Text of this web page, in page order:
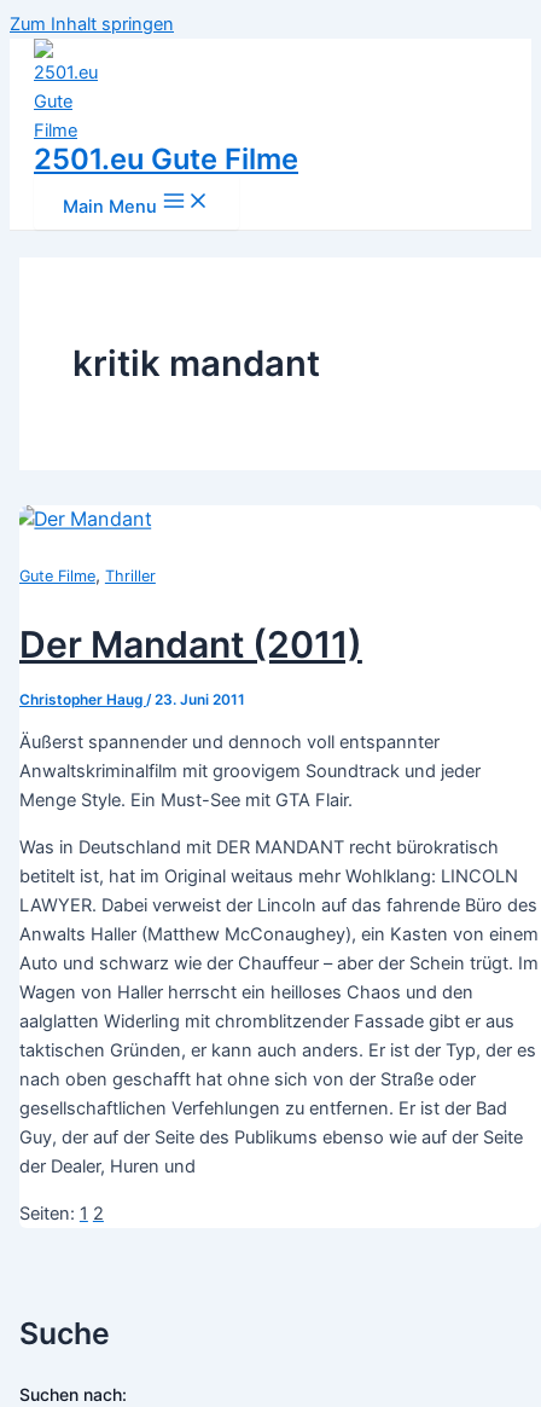
Zum Inhalt springen
2501.eu Gute Filme
Main Menu
Suche
Suchen nach:
kritik mandant
Gute Filme, Thriller
Der Mandant (2011)
Christopher Haug /23. Juni 2011
Äußerst spannender und dennoch voll entspannter
Anwaltskriminalfilm mit groovigem Soundtrack und jeder
Menge Style. Ein Must-See mit GTA Flair.
Was in Deutschland mit DER MANDANT recht bürokratisch
betitelt ist, hat im Original weitaus mehr Wohlklang: LINCOLN
LAWYER. Dabei verweist der Lincoln auf das fahrende Büro des
Anwalts Haller (Matthew McConaughey), ein Kasten von einem
Auto und schwarz wie der Chauffeur – aber der Schein trügt. Im
Wagen von Haller herrscht ein heilloses Chaos und den
aalglatten Widerling mit chromblitzender Fassade gibt er aus
taktischen Gründen, er kann auch anders. Er ist der Typ, der es
nach oben geschafft hat ohne sich von der Straße oder
gesellschaftlichen Verfehlungen zu entfernen. Er ist der Bad
Guy, der auf der Seite des Publikums ebenso wie auf der Seite
der Dealer, Huren und
Seiten: 1 2